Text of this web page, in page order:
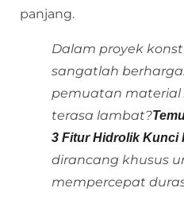
panjang.
Dalam proyek
sangatlah
pemuatan material
terasa lambat?
3 Fitur Hidrolik Kunci
dirancang khusus
mempercepat